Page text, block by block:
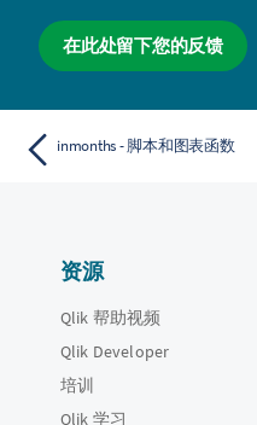
在此处留下您的反馈
inmonths - 脚本和图表函数
资源
Qlik 帮助视频
Qlik Developer
培训
Qlik 学习